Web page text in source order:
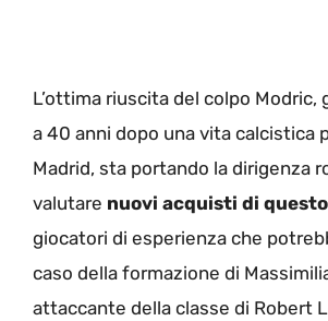
L’ottima riuscita del colpo Modric,
a 40 anni dopo una vita calcistica
Madrid, sta portando la dirigenza
valutare nuovi acquisti di
giocatori di esperienza che
caso della formazione di
attaccante della classe di Robert